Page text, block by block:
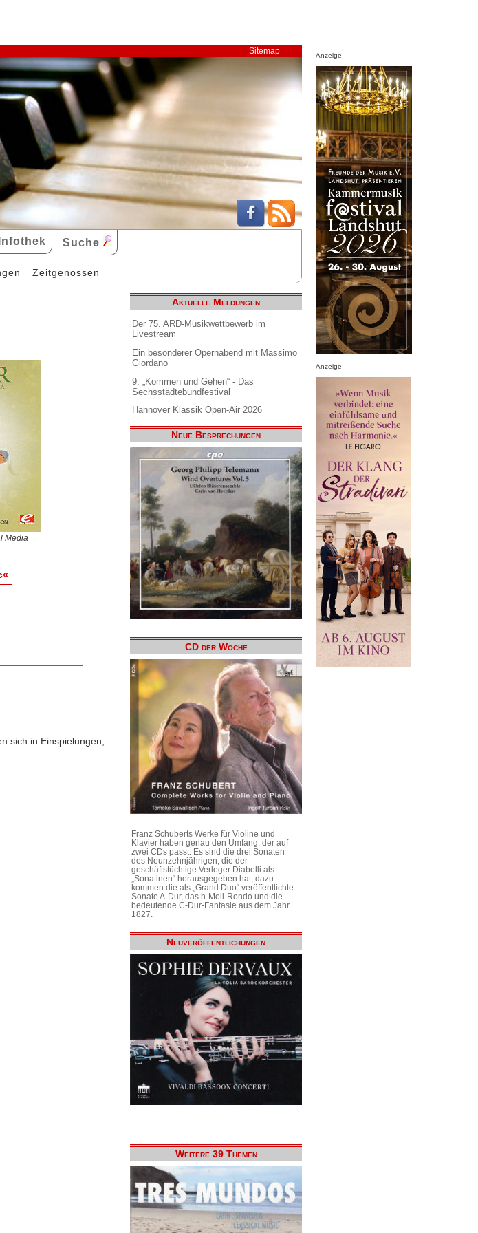
Sitemap
Infothek Suche
Zeitgenossen
Media
sich in Einspielungen,
Aktuelle Meldungen
Der 75. ARD-Musikwettbewerb im
Livestream
Ein besonderer Opernabend mit Massimo
Giordano
9. „Kommen und Gehen“ - Das
Sechsstädtebundfestival
Hannover Klassik Open-Air 2026
Neue Besprechungen
CD der Woche
Franz Schuberts Werke für Violine und
Klavier haben genau den Umfang, der auf
zwei CDs passt. Es sind die drei Sonaten
des Neunzehnjährigen, die der
geschäftstüchtige Verleger Diabelli als
„Sonatinen“ herausgegeben hat, dazu
kommen die als „Grand Duo“ veröffentlichte
Sonate A-Dur, das h-Moll-Rondo und die
bedeutende C-Dur-Fantasie aus dem Jahr
1827.
Neuveröffentlichungen
Weitere 39 Themen
Anzeige
Anzeige